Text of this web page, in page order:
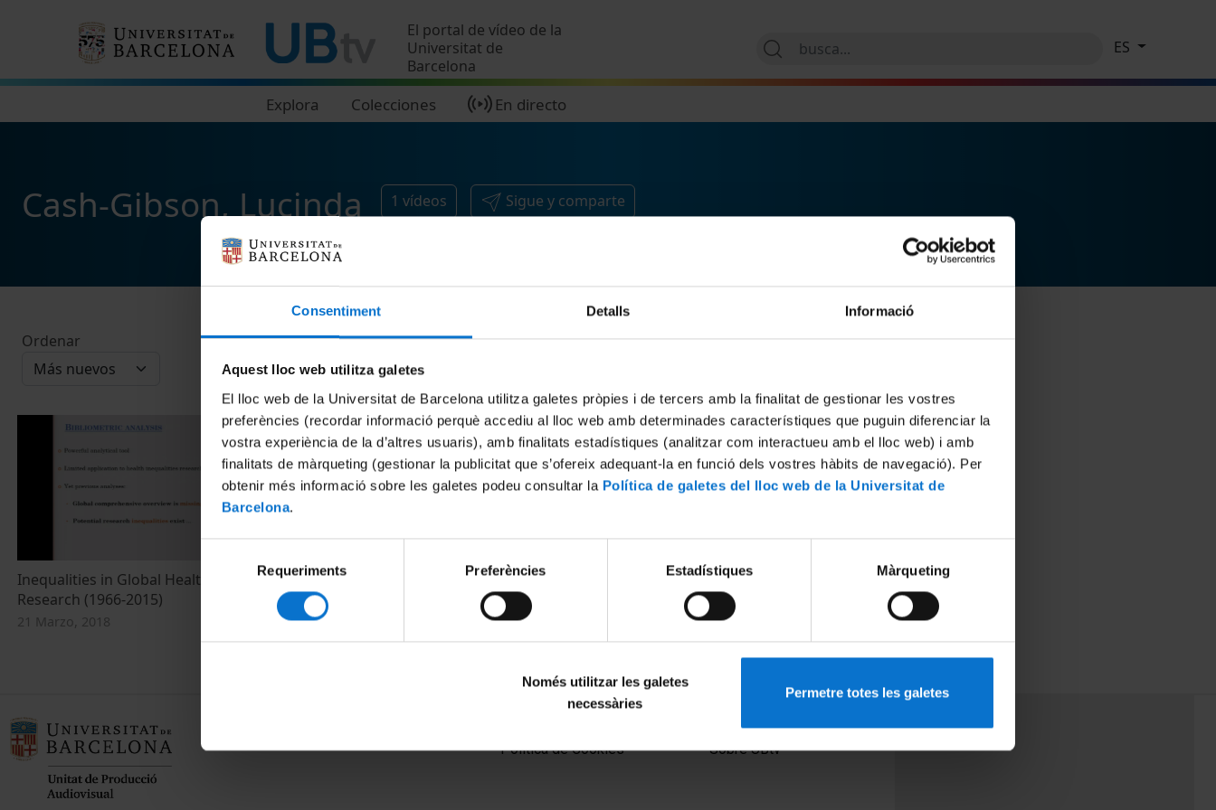
Consentiment Detalls Informació
Aquest lloc web utilitza galetes
El lloc web de la Universitat de Barcelona utilitza galetes pròpies i de tercers amb la finalitat de gestionar les vostres
preferències (recordar informació perquè accediu al lloc web amb determinades característiques que puguin diferenciar la
vostra experiència de la d’altres usuaris), amb finalitats estadístiques (analitzar com interactueu amb el lloc web) i amb
finalitats de màrqueting (gestionar la publicitat que s’ofereix adequant-la en funció dels vostres hàbits de navegació). Per
obtenir més informació sobre les galetes podeu consultar la Política de galetes del lloc web de la Universitat de
Barcelona.
consentiment
Requeriments Preferències Estadístiques Màrqueting
Només utilitzar les galetes
necessàries
Permetre totes les galetes
El portal de vídeo de la
Universitat de
Barcelona
Explora Colecciones En directo
ES
Cash-Gibson, Lucinda 1 vídeos Sigue y comparte
Ordenar
Inequalities in Global Health Inequalities
Research (1966-2015)
21 Marzo, 2018
Política de Cookies
Sobre UBtv